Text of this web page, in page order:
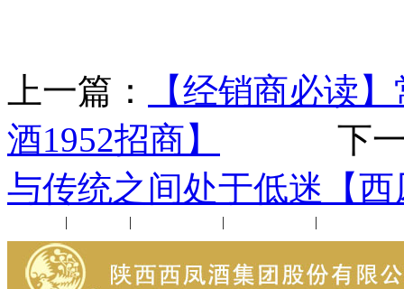
上一篇：
【经销商必读
酒1952招商】
下一
与传统之间处于低迷【
| | | |